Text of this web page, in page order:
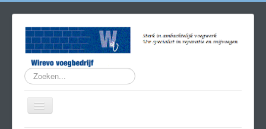
Zoeken...